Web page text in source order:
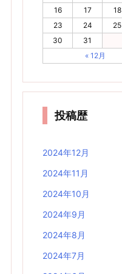
16
17 18
23
24 25
30
31
« 12月
投稿歴
2024年12月
2024年11月
2024年10月
2024年9月
2024年8月
2024年7月